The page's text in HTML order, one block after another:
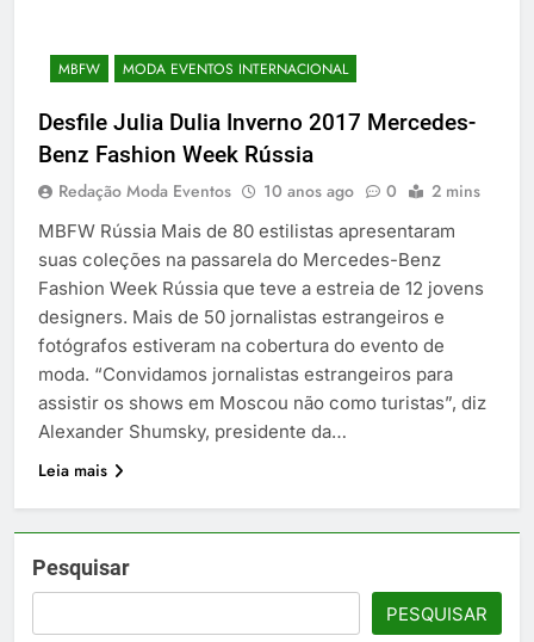
MBFW MODA EVENTOS INTERNACIONAL
Desfile Julia Dulia Inverno 2017 Mercedes-
Benz Fashion Week Rússia
Redação Moda Eventos 10 anos ago 0 2 mins
MBFW Rússia Mais de 80 estilistas apresentaram
suas coleções na passarela do Mercedes-Benz
Fashion Week Rússia que teve a estreia de 12 jovens
designers. Mais de 50 jornalistas estrangeiros e
fotógrafos estiveram na cobertura do evento de
moda. “Convidamos jornalistas estrangeiros para
assistir os shows em Moscou não como turistas”, diz
Alexander Shumsky, presidente da…
Leia mais
Pesquisar
PESQUISAR